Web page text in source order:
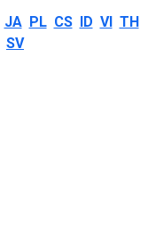
JA PL CS ID VI TH
SV